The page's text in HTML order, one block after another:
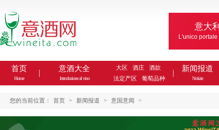
意大
L'unico
首页
Home
意酒大全
Introduzione al vino
大区 酒庄
酒款
法定产区
葡萄品种
新闻报道
Notizie
您的当前位置： 首页 > 新闻报道 > 意国意闻 >